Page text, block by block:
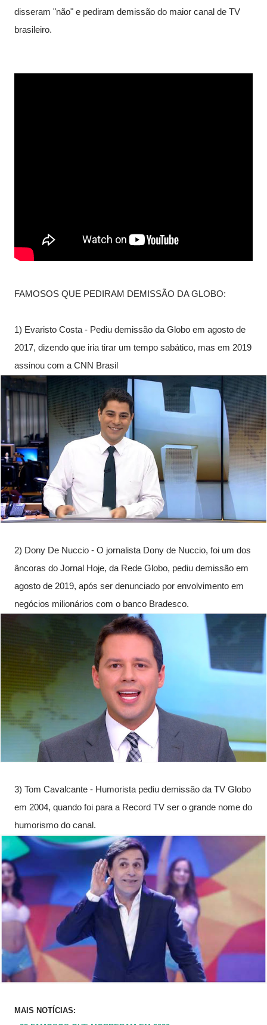
disseram "não" e pediram demissão do maior canal de TV
brasileiro.
FAMOSOS QUE PEDIRAM DEMISSÃO DA GLOBO:
1) Evaristo Costa - Pediu demissão da Globo em agosto de
2017, dizendo que iria tirar um tempo sabático, mas em 2019
assinou com a CNN Brasil
2) Dony De Nuccio - O jornalista Dony de Nuccio, foi um dos
âncoras do Jornal Hoje, da Rede Globo, pediu demissão em
agosto de 2019, após ser denunciado por envolvimento em
negócios milionários com o banco Bradesco.
3) Tom Cavalcante - Humorista pediu demissão da TV Globo
em 2004, quando foi para a Record TV ser o grande nome do
humorismo do canal.
MAIS NOTÍCIAS: